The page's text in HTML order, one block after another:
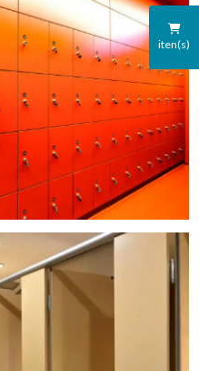
iten(s)